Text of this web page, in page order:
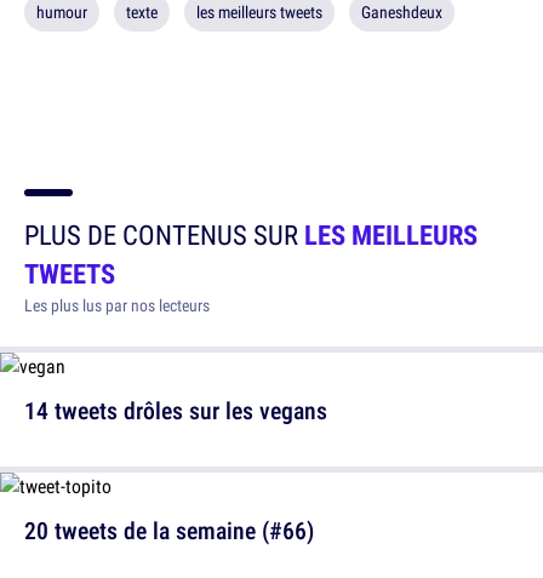
humour texte les meilleurs tweets Ganeshdeux
PLUS DE CONTENUS SURLES MEILLEURS
TWEETS
Les plus lus par nos lecteurs
14 tweets drôles sur les vegans
20 tweets de la semaine (#66)